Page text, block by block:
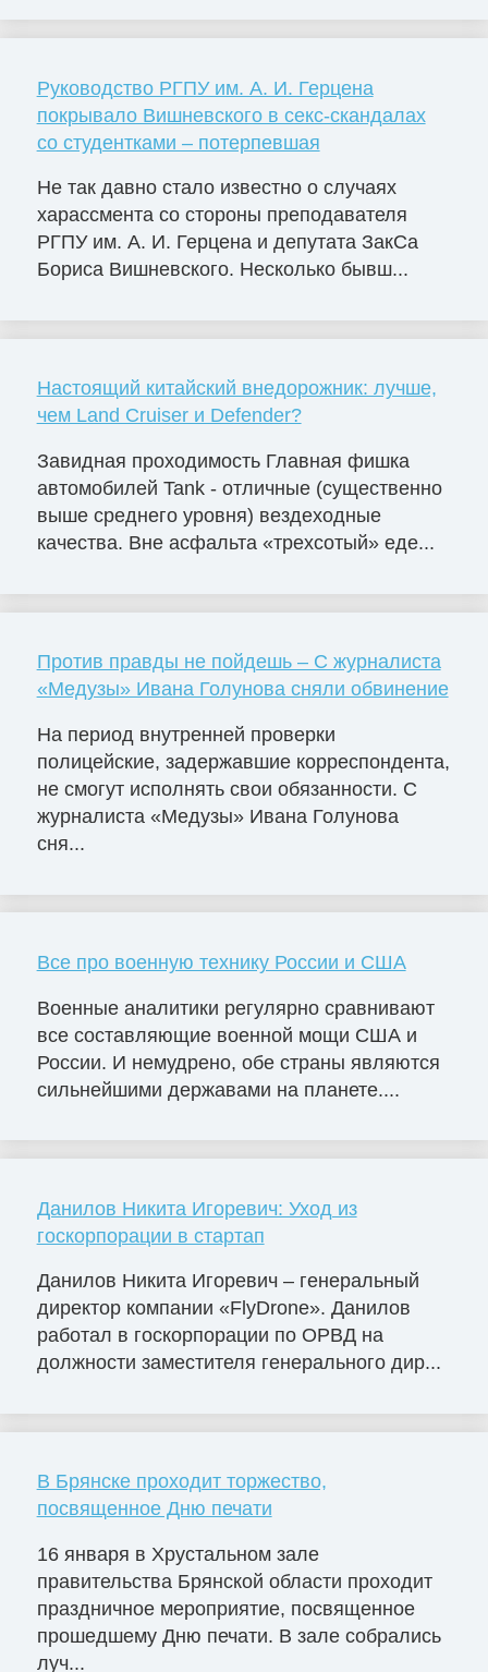
Руководство РГПУ им. А. И. Герцена
покрывало Вишневского в секс-скандалах
со студентками – потерпевшая
Не так давно стало известно о случаях
харассмента со стороны преподавателя
РГПУ им. А. И. Герцена и депутата ЗакСа
Бориса Вишневского. Несколько бывш...
Настоящий китайский внедорожник: лучше,
чем Land Cruiser и Defender?
Завидная проходимость Главная фишка
автомобилей Tank - отличные (существенно
выше среднего уровня) вездеходные
качества. Вне асфальта «трехсотый» еде...
Против правды не пойдешь – С журналиста
«Медузы» Ивана Голунова сняли обвинение
На период внутренней проверки
полицейские, задержавшие корреспондента,
не смогут исполнять свои обязанности. С
журналиста «Медузы» Ивана Голунова
сня...
Все про военную технику России и США
Военные аналитики регулярно сравнивают
все составляющие военной мощи США и
России. И немудрено, обе страны являются
сильнейшими державами на планете....
Данилов Никита Игоревич: Уход из
госкорпорации в стартап
Данилов Никита Игоревич – генеральный
директор компании «FlyDrone». Данилов
работал в госкорпорации по ОРВД на
должности заместителя генерального дир...
В Брянске проходит торжество,
посвященное Дню печати
16 января в Хрустальном зале
правительства Брянской области проходит
праздничное мероприятие, посвященное
прошедшему Дню печати. В зале собрались
луч...